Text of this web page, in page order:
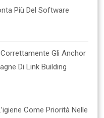
Più Del Software
Gli Anchor
Di Link Building
Come Priorità Nelle